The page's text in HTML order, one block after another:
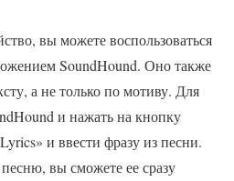
вы можете воспользоваться
SoundHound. Оно также
а не только по мотиву. Для
и нажать на кнопку
и ввести фразу из песни.
вы сможете ее сразу